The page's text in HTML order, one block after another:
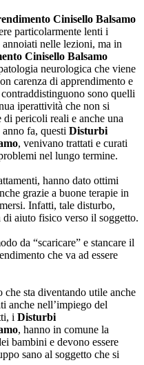
Cinisello Balsamo
particolarmente lenti i
nelle lezioni, ma in
Cinisello Balsamo
neurologica che viene
carenza di apprendimento e
sono quelli
iperattività che non si
pericoli reali e anche una
fa, questi Disturbi
, venivano trattati e curati
nel lungo termine.
hanno dato ottimi
grazie a buone terapie in
Infatti, tale disturbo,
di aiuto fisico verso il soggetto.
da “scaricare” e stancare il
che va ad essere
che sta diventando utile anche
anche nell’impiego del
i Disturbi
, hanno in comune la
bambini e devono essere
sano al soggetto che si